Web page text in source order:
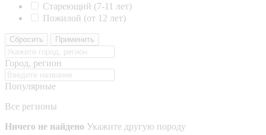
Стареющий (7-11 лет)
Пожилой (от 12 лет)
Сбросить Применить
Город, регион
Популярные
Все регионы
Ничего не найдено Укажите другую породу